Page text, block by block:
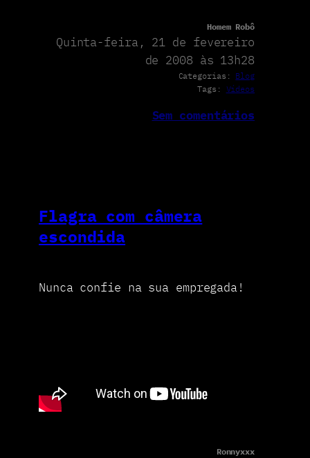
Homem Robô
Quinta-feira, 21 de fevereiro
de 2008 às 13h28
Categorias: Blog
Tags: Vídeos
Sem comentários
Flagra com câmera
escondida
Nunca confie na sua empregada!
Ronnyxxx